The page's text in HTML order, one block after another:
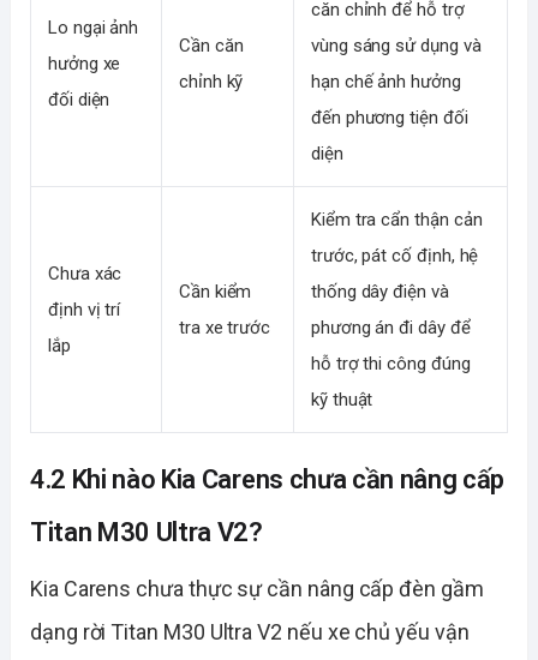
Lo ngại ảnh
hưởng xe
đối diện
Cần căn
chỉnh kỹ
căn chỉnh để hỗ trợ
vùng sáng sử dụng và
hạn chế ảnh hưởng
đến phương tiện đối
diện
Chưa xác
định vị trí
lắp
Cần kiểm
tra xe trước
Kiểm tra cẩn thận cản
trước, pát cố định, hệ
thống dây điện và
phương án đi dây để
hỗ trợ thi công đúng
kỹ thuật
4.2 Khi nào Kia Carens chưa cần nâng cấp
Titan M30 Ultra V2?
Kia Carens chưa thực sự cần nâng cấp đèn gầm
dạng rời Titan M30 Ultra V2 nếu xe chủ yếu vận